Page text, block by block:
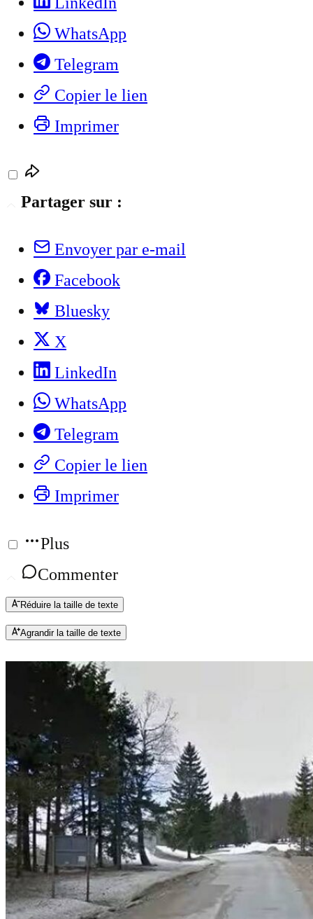
WhatsApp
Telegram
Copier le lien
Imprimer
Partager sur :
Envoyer par e-mail
Facebook
Bluesky
X
LinkedIn
WhatsApp
Telegram
Copier le lien
Imprimer
Plus
Commenter
Réduire la taille de texte
Agrandir la taille de texte